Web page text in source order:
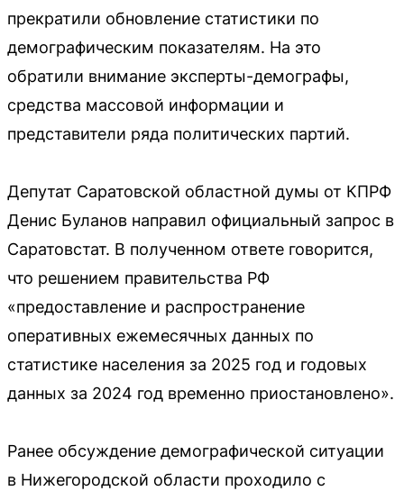
прекратили обновление статистики по
демографическим показателям. На это
обратили внимание эксперты-демографы,
средства массовой информации и
представители ряда политических партий.
Депутат Саратовской областной думы от КПРФ
Денис Буланов направил официальный запрос в
Саратовстат. В полученном ответе говорится,
что решением правительства РФ
«предоставление и распространение
оперативных ежемесячных данных по
статистике населения за 2025 год и годовых
данных за 2024 год временно приостановлено».
Ранее обсуждение демографической ситуации
в Нижегородской области проходило с